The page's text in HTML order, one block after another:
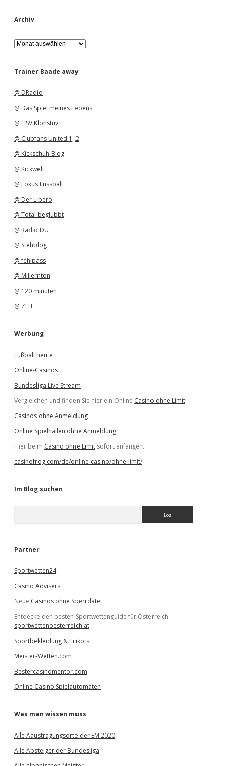
Archiv
A
r
h
Trainer Baade away
@ DRadio
@ Das Spiel meines Lebens
@ HSV Klönstuv
@ Clubfans United 1 , 2
@ Kickschuh-Blog
@ Kickwelt
@ Fokus Fussball
@ Der Libero
@ Total beglubbt
@ Radio DU
@ Stehblog
@ fehlpass
@ Millernton
@ 120 minuten
@ ZEIT
Werbung
Fußball heute
Online-Casinos
Bundesliga Live Stream
Vergleichen und finden Sie hier ein Online Casino ohne Limit
Casinos ohne Anmeldung
Online Spielhallen ohne Anmeldung
Hier beim Casino ohne Limit sofort anfangen.
casinofrog.com/de/online-casino/ohne-limit/
Im Blog suchen
e
Partner
Sportwetten24
Casino Advisers
Neue Casinos ohne Sperrdatei
Entdecke den besten Sportwettenguide für Österreich:
sportwettenoesterreich.at
Sportbekleidung & Trikots
Meister-Wetten.com
Bestercasinomentor.com
Online Casino Spielautomaten
Was man wissen muss
Alle Aaustragungsorte der EM 2020
Alle Absteiger der Bundesliga